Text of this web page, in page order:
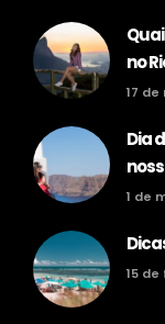
no
17 de
Dia
1 de
15